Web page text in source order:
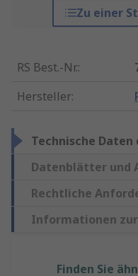
Zu einer
RS Best.-Nr.:
Hersteller:
Technische
Datenblätter und
Rechtliche
Informationen
Finden Sie